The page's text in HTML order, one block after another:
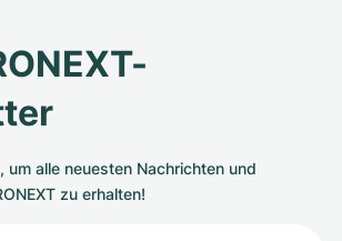
um alle neuesten Nachrichten und
zu erhalten!